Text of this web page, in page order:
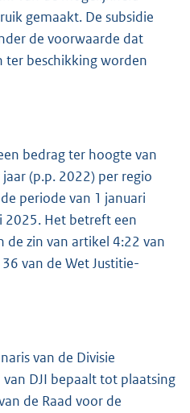
gemaakt. De subsidie
de voorwaarde dat
ter beschikking worden
bedrag ter hoogte van
(p.p. 2022) per regio
periode van 1 januari
2025. Het betreft een
de zin van artikel 4:22 van
van de Wet Justitie-
van de Divisie
DJI bepaalt tot plaatsing
de Raad voor de